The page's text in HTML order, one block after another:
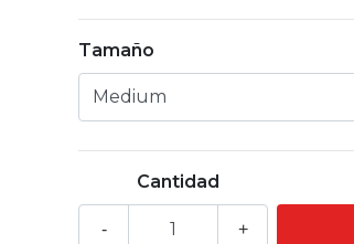
Tamaño
Cantidad
+
-